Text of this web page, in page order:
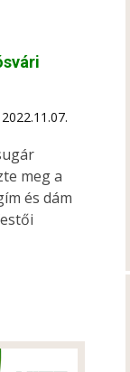
2022.11.07.
meg a
és dám